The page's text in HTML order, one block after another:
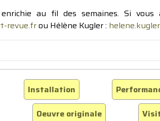
au fil des semaines. Si vous
revue.frou Hélène Kugler :
Installation
Oeuvre originale